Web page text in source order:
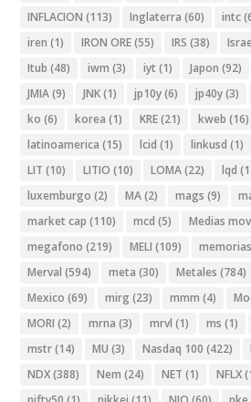
INFLACION (113) Inglaterra (60) intc
iren (1) IRON ORE(55) IRS (38)
Itub (48) iwm (3) iyt (1) Japon (92)
JMIA(9) JNK(1) jp10y(6) jp40y(3)
ko (6) korea (1) KRE(21) kweb (16)
latinoamerica (15) lcid (1) linkusd (1)
LIT (10) LITIO (10) LOMA(22) lqd
luxemburgo (2) MA(2) mags (9)
market cap (110) mcd (5) Medias
megafono (219) MELI (109) memorias
Merval (594) meta (30) Metales (784)
Mexico (69) mirg (23) mmm (4)
MORI (2) mrna (3) mrvl (1) ms (1)
mstr(14) MU (3) Nasdaq 100 (422)
NDX(388) Nem (24) NET (1) NFLX